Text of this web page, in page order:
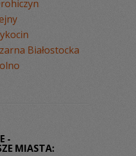
Białostocka
-
MIASTA: